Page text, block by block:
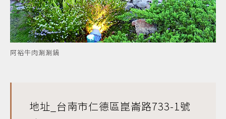
阿裕牛肉涮涮鍋
地址_台南市仁德區崑崙路733-1號